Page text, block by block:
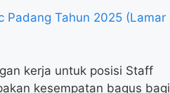
Padang Tahun 2025 (Lamar
kerja untuk posisi Staff
kesempatan bagus bagi